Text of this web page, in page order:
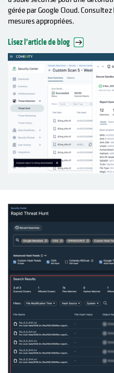
gérée par Google Cloud.
mesures appropriées.
Lisez l’article de blog